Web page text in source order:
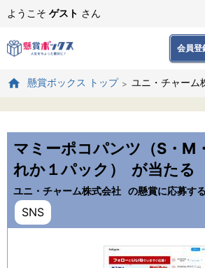
ようこそ ゲスト さん
会員登
懸賞ボックス トップ ユニ・チャーム
マミーポコパンツ（S・M
れか１パック）
が当たる
ユニ・チャーム株式会社 の懸賞に応募す
SNS